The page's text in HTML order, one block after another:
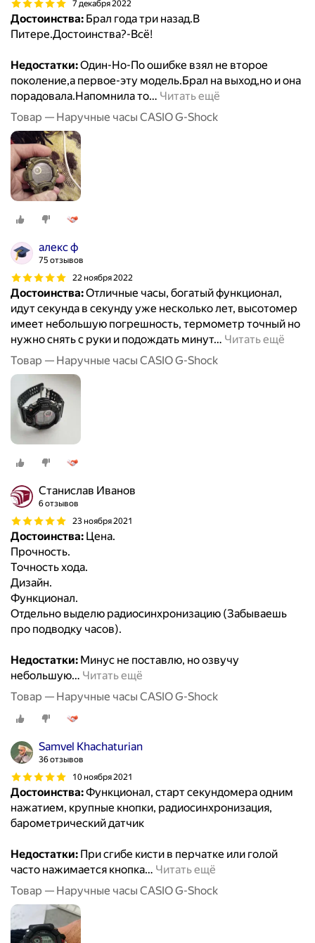
7 декабря 2022
Достоинства: Брал года три назад.В
Питере.Достоинства?-Всё!
Недостатки:Один-Но-По ошибке взял не второе
поколение,а первое-эту модель.Брал на выход,но и она
порадовала.Напомнила то… Читать ещё
Товар — Наручные часы CASIO G-Shock
алекс ф
75 отзывов
22 ноября 2022
Достоинства:Отличные часы, богатый функционал,
идут секунда в секунду уже несколько лет, высотомер
имеет небольшую погрешность, термометр точный но
нужно снять с руки и подождать минут… Читать ещё
Товар — Наручные часы CASIO G-Shock
Станислав Иванов
6 отзывов
23 ноября 2021
Достоинства: Цена.
Прочность.
Точность хода.
Дизайн.
Функционал.
Отдельно выделю радиосинхронизацию (Забываешь
про подводку часов).
Недостатки: Минус не поставлю, но озвучу
небольшую… Читать ещё
Товар — Наручные часы CASIO G-Shock
Samvel Khachaturian
36 отзывов
10 ноября 2021
Достоинства:Функционал, старт секундомера одним
нажатием, крупные кнопки, радиосинхронизация,
барометрический датчик
Недостатки: При сгибе кисти в перчатке или голой
часто нажимается кнопка… Читать ещё
Товар — Наручные часы CASIO G-Shock